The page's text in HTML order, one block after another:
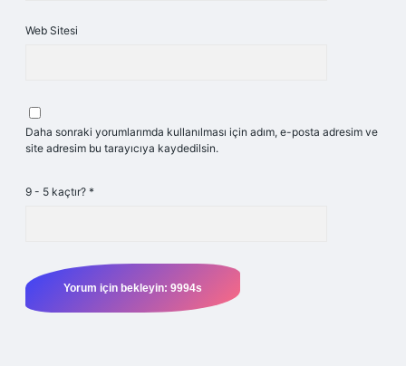
Web Sitesi
Daha sonraki yorumlarımda kullanılması için adım, e-posta adresim ve
site adresim bu tarayıcıya kaydedilsin.
9 - 5 kaçtır? *